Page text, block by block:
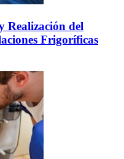
Realización del
Frigoríficas